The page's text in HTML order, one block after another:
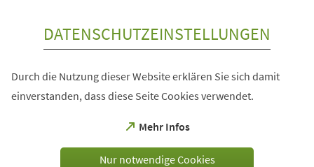
DATENSCHUTZEINSTELLUNGEN
Durch die Nutzung dieser Website erklären Sie sich damit
einverstanden, dass diese Seite Cookies verwendet.
Mehr Infos
(Öffnet
einem
Nur notwendige Cookies